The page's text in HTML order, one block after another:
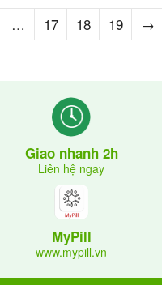
… 17 18 19 →
Giao nhanh 2h
Liên hệ ngay
MyPill
www.mypill.vn